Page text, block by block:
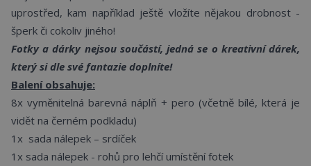
uprostřed, kam například ještě vložíte nějakou drobnost -
šperk či cokoliv jiného!
Fotky a dárky nejsou součástí, jedná se o kreativní dárek,
který si dle své fantazie doplníte!
Balení obsahuje:
8x vyměnitelná barevná náplň + pero (včetně bílé, která je
vidět na černém podkladu)
1x sada nálepek – srdíček
1x sada nálepek - rohů pro lehčí umístění fotek